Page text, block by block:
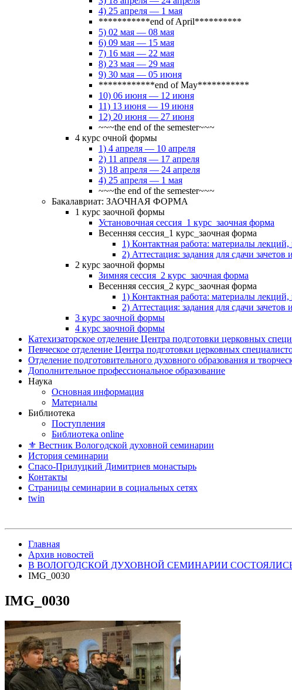
4) 25 апреля — 1 мая
***********end of April**********
5) 02 мая — 08 мая
6) 09 мая — 15 мая
7) 16 мая — 22 мая
8) 23 мая — 29 мая
9) 30 мая — 05 июня
************end of May***********
10) 06 июня — 12 июня
11) 13 июня — 19 июня
12) 20 июня — 27 июня
~~~the end of the semester~~~
4 курс очной формы
1) 4 апреля — 10 апреля
2) 11 апреля — 17 апреля
3) 18 апреля — 24 апреля
4) 25 апреля — 1 мая
~~~the end of the semester~~~
Бакалавриат: ЗАОЧНАЯ ФОРМА
1 курс заочной формы
Установочная сессия_1 курс_заочная форма
Весенняя сессия_1 курс_заочная форма
1) Контактная работа: материалы лекций,
2) Аттестация: задания для сдачи зачетов
2 курс заочной формы
Зимняя сессия_2 курс_заочная форма
Весенняя сессия_2 курс_заочная форма
1) Контактная работа: материалы лекций,
2) Аттестация: задания для сдачи зачетов
3 курс заочной формы
4 курс заочной формы
Катехизаторское отделение Центра подготовки церковных
Певческое отделение Центра подготовки церковных
Отделение подготовительного духовного образования и
Дополнительное профессиональное образование
Наука
Основная информация
Материалы
Библиотека
Поступления
Библиотека online
⚜ Вестник Вологодской духовной семинарии
История семинарии
Спасо-Прилуцкий Димитриев монастырь
Контакты
Страницы семинарии в социальных сетях
twin
Главная
Архив новостей
В ВОЛОГОДСКОЙ ДУХОВНОЙ СЕМИНАРИИ
IMG_0030
IMG_0030